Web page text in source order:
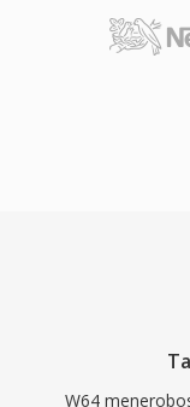
konferensi,
mendukung
digital
dukungan
yang mulus.
W64